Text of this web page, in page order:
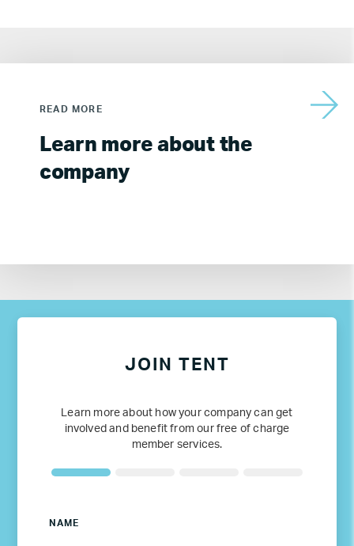
READ MORE
Learn more about the
company
JOIN TENT
Learn more about how your company can get
involved and benefit from our free of charge
member services.
NAME